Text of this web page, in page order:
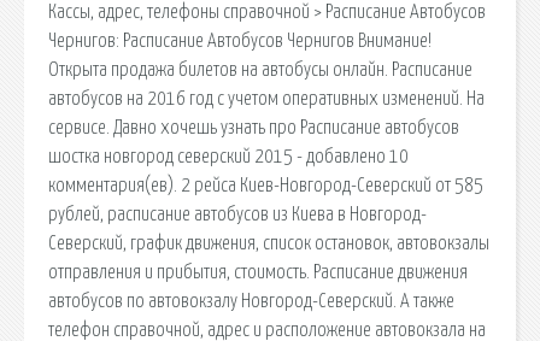
Кассы, адрес, телефоны справочной > Расписание Автобусов
Чернигов: Расписание Автобусов Чернигов Внимание!
Открыта продажа билетов на автобусы онлайн. Расписание
автобусов на 2016 год с учетом оперативных изменений. На
сервисе. Давно хочешь узнать про Расписание автобусов
шостка новгород северский 2015 - добавлено 10
комментария(ев). 2 рейса Киев-Новгород-Северский от 585
рублей, расписание автобусов из Киева в Новгород-
Северский, график движения, список остановок, автовокзалы
отправления и прибытия, стоимость. Расписание движения
автобусов по автовокзалу Новгород-Северский. А также
телефон справочной, адрес и расположение автовокзала на